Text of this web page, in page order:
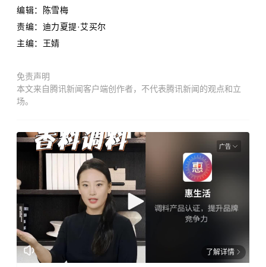
编辑：陈雪梅
责编：迪力夏提·艾买尔
主编：王婧
免责声明
本文来自腾讯新闻客户端创作者，不代表腾讯新闻的观点和立
场。
广告
了解详情